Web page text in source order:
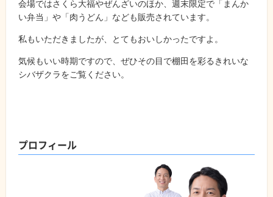
会場ではさくら大福やぜんざいのほか、週末限定で「まんか
い弁当」や「肉うどん」なども販売されています。
私もいただきましたが、とてもおいしかったですよ。
気候もいい時期ですので、ぜひその目で棚田を彩るきれいな
シバザクラをご覧ください。
プロフィール